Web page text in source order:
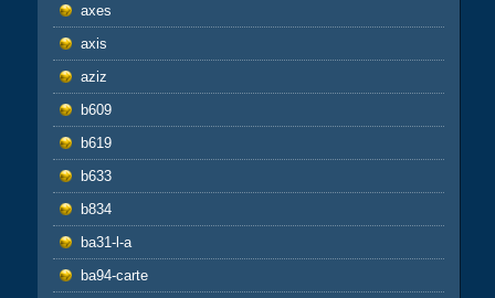
axes
axis
aziz
b609
b619
b633
b834
ba31-l-a
ba94-carte